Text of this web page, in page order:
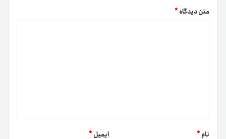
متن دیدگاه*
نام* ایمیل*